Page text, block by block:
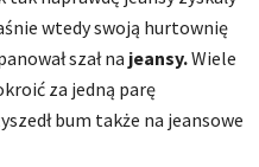
wtedy swoją hurtownię
szał na jeansy.Wiele
za jedną parę
bum także na jeansowe